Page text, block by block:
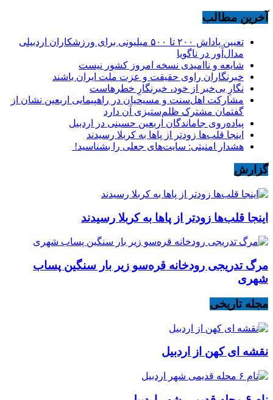
آخرین مطالب
تعیین پاداش ۲۰۰ تا ۵۰۰ میلیونی برای ورزشکاران اردبیلی
مدال‌آور در ناگویا
شایعه و ناامیدی نسخه امروز کشور نیست
خبرنگاران راوی حقیقت و عزت ملت ایران باشند
نگارِ بی‌خبر از خود، خبرنگارِ خطرهاست
مشارکت اهل‌سنت و مسیحیان در راهپیمایی اربعین نشان از
گفتمان مشترک ظلم‌ستیزی آن دارد
پیاده‌روی جاماندگان اربعین حسینی در اردبیل
اینجا قلب‌ها زودتر از پاها به کربلا رسیدند
هشدار امنیتی: سایت‌های جعلی را بشناسید!
گزارش
اینجا قلب‌ها زودتر از پاها به کربلا رسیدند
مرگ تدریجی رودخانه قره‌سو زیر بار سنگین پساب
شهری
مجله تاریخی
نقشه ای کهن از اردبیل